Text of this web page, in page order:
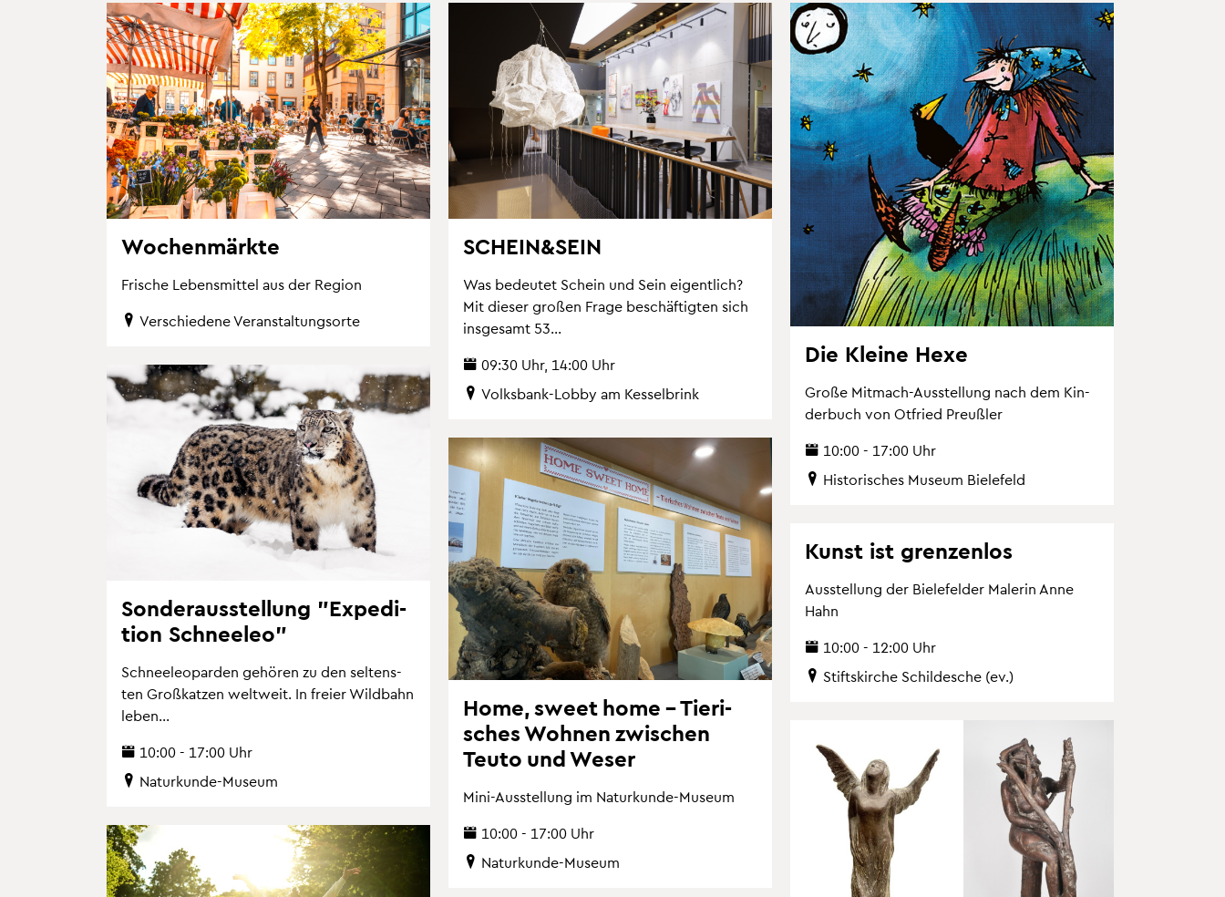
Wo­chen­märk­te
Fri­sche Le­bens­mit­tel aus der Re­gi­on
Ver­schie­de­ne Ver­an­stal­tungs­or­te
SCHEIN&SEIN
Was be­deu­tet Schein und Sein ei­gent­lich?
Mit die­ser gro­ßen Frage be­schäf­tig­ten sich
ins­ge­samt 53...
09:30 Uhr, 14:00 Uhr
Volks­bank-Lobby am Kes­sel­brink
Die Klei­ne Hexe
Große Mit­mach-Aus­stel­lung nach dem Kin­
der­buch von Ot­fried Preu­ß­ler
10:00 - 17:00 Uhr
His­to­ri­sches Mu­se­um Bie­le­feld
Son­der­aus­stel­lung "Ex­pe­di­
ti­on Schnee­leo"
Schnee­leo­par­den ge­hö­ren zu den sel­tens­
ten Gro­ß­kat­zen welt­weit. In frei­er Wild­bahn
leben...
10:00 - 17:00 Uhr
Na­tur­kun­de-Mu­se­um
Home, sweet home – Tie­ri­
sches Woh­nen zwi­schen
Teuto und Weser
Mini-Aus­stel­lung im Na­tur­kun­de-Mu­se­um
10:00 - 17:00 Uhr
Na­tur­kun­de-Mu­se­um
Kunst ist gren­zen­los
Aus­stel­lung der Bie­le­fel­der Ma­le­rin Anne
Hahn
10:00 - 12:00 Uhr
Stifts­kir­che Schil­desche (ev.)